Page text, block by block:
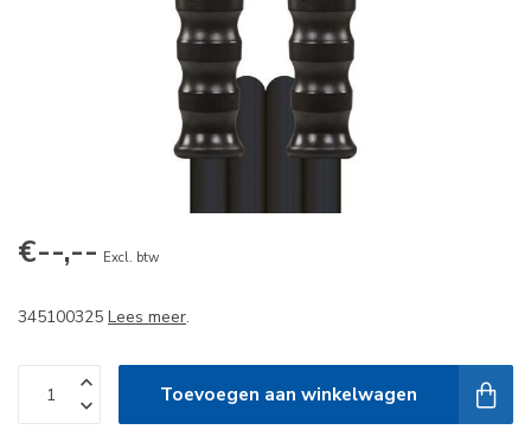
€--,-- Excl. btw
345100325 Lees meer.
Toevoegen aan winkelwagen